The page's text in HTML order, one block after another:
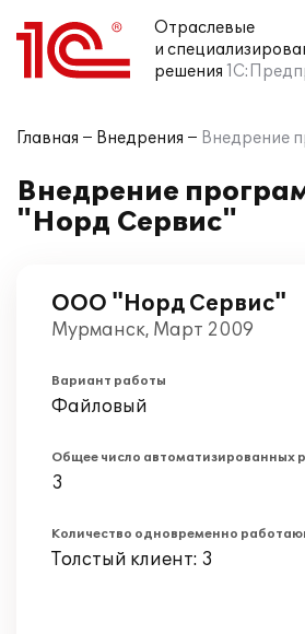
Отраслевые
и
решения
Главная Внедрения Внедрение
Внедрение
"Норд Сервис"
ООО "Норд Сервис"
Мурманск, Март 2009
Вариант работы
Файловый
Общее число автоматизированных
3
Количество одновременно
Толстый клиент: 3